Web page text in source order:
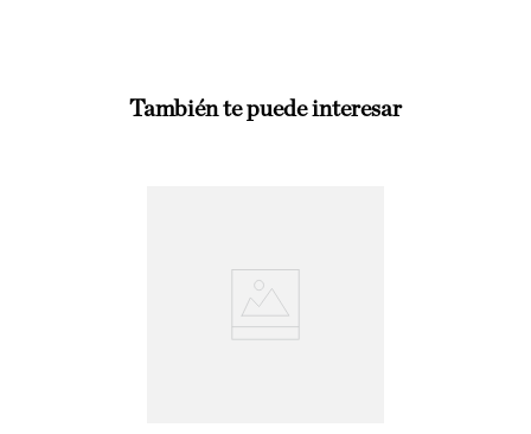
También te puede interesar